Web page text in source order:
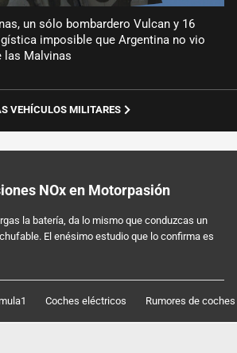
un sólo bombardero Vulcan y 16
imposible que Argentina no vio
las Malvinas
VEHÍCULOS MILITARES
NOx en Motorpasión
la batería, da lo mismo que conduzcas un
El enésimo estudio que lo confirma es
Coches eléctricos Rumores de coches